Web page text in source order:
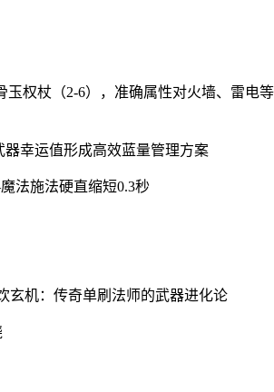
权杖（2-6），准确属性对火墙、雷
器幸运值形成高效蓝量管理方案
法施法硬直缩短0.3秒